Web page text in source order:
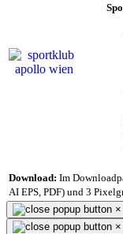
Download: Im
AI EPS, PDF) und 3
×
×